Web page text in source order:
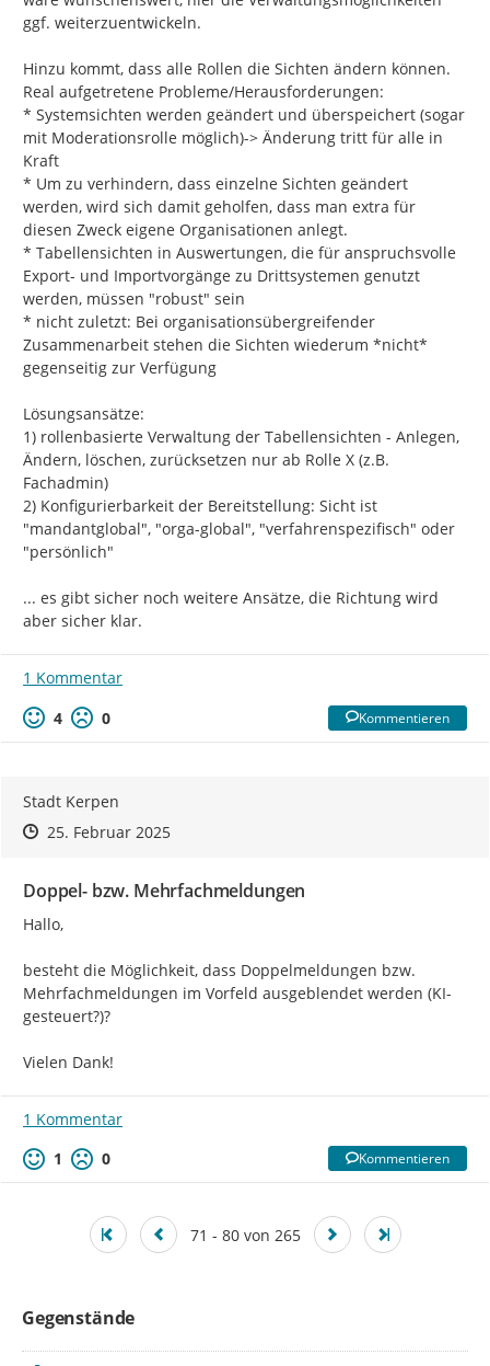
ggf. weiterzuentwickeln.
Hinzu kommt, dass alle Rollen die Sichten ändern können.
Real aufgetretene Probleme/Herausforderungen:
* Systemsichten werden geändert und überspeichert (sogar
mit Moderationsrolle möglich)-> Änderung tritt für alle in
Kraft
* Um zu verhindern, dass einzelne Sichten geändert
werden, wird sich damit geholfen, dass man extra für
diesen Zweck eigene Organisationen anlegt.
* Tabellensichten in Auswertungen, die für anspruchsvolle
Export- und Importvorgänge zu Drittsystemen genutzt
werden, müssen "robust" sein
* nicht zuletzt: Bei organisationsübergreifender
Zusammenarbeit stehen die Sichten wiederum *nicht*
gegenseitig zur Verfügung
Lösungsansätze:
1) rollenbasierte Verwaltung der Tabellensichten - Anlegen,
Ändern, löschen, zurücksetzen nur ab Rolle X (z.B.
Fachadmin)
2) Konfigurierbarkeit der Bereitstellung: Sicht ist
"mandantglobal", "orga-global", "verfahrenspezifisch" oder
"persönlich"
... es gibt sicher noch weitere Ansätze, die Richtung wird
aber sicher klar.
1 Kommentar
4
0 Kommentieren
Stadt Kerpen
Zeitpunkt des Erstellens
Zeitpunkt des Erstellens
25. Februar 2025Zur Äußerung
Doppel- bzw. Mehrfachmeldungen
Hallo,
besteht die Möglichkeit, dass Doppelmeldungen bzw.
Mehrfachmeldungen im Vorfeld ausgeblendet werden (KI-
gesteuert?)?
Vielen Dank!
1 Kommentar
1
0 Kommentieren
71 - 80 von 265
Gegenstände